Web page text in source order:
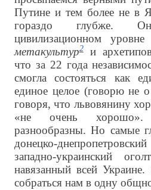
Путине и тем более не в
гораздо глубже.
цивилизационном
метакультур2
и
что за 22 года
смогла состояться как
единое целое (говорю не
говоря, что львовянину
«не очень
разнообразны. Но самые
донецко-
западно-украинский
навязанный всей
собраться нам в одну